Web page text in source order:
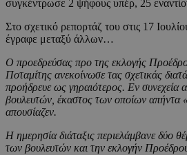
συγκέντρωσε 2 ψήφους υπέρ, 25
Στο σχετικό ρεπορτάζ του στις 17
έγραφε μεταξύ άλλων…
Ο προεδρεύσας προ της εκλογής
Ποταμίτης ανεκοίνωσε τας σχετικάς
προήδρευε ως γηραιότερος. Εν συνεχεία
βουλευτών, έκαστος των οποίων απήντα
απουσίαζεν.
Η ημερησία διάταξις περιελάμβανε δύο
των βουλευτών και την εκλογήν